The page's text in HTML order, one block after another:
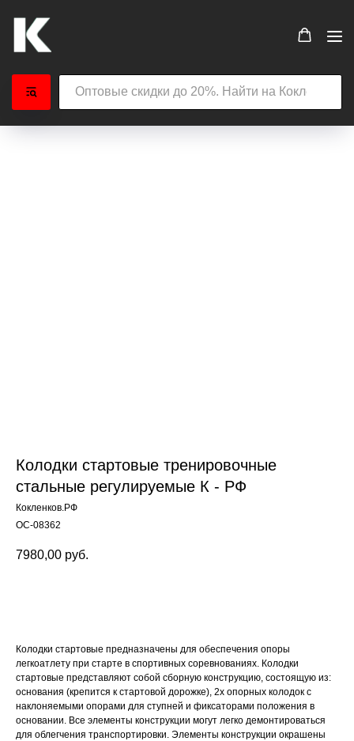
Колодки стартовые тренировочные
стальные регулируемые К - РФ
Кокленков.РФ
ОС-08362
7980,00 руб.
Колодки стартовые предназначены для обеспечения опоры
легкоатлету при старте в спортивных соревнованиях. Колодки
стартовые представляют собой сборную конструкцию, состоящую из:
основания (крепится к стартовой дорожке), 2х опорных колодок с
наклоняемыми опорами для ступней и фиксаторами положения в
основании. Все элементы конструкции могут легко демонтироваться
для облегчения транспортировки. Элементы конструкции окрашены